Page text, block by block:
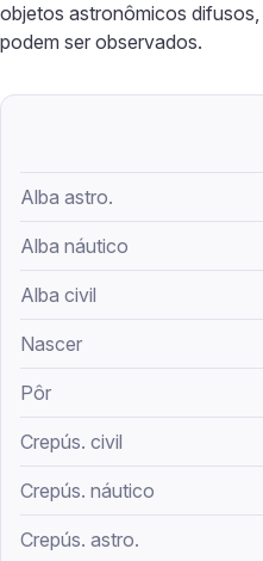
objetos astronômicos
podem ser observados.